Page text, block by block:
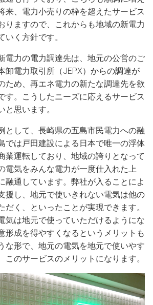
来、電力小売りの枠を超えたサービス
りますので、これからも地域の新電力
いく方針です。
電力の電力調達先は、地元の公営のご
卸電力取引所（JEPX）からの調達が
ため、再エネ電力の新たな調達先を欲
す。こうしたニーズに応えるサービス
と思います。
として、長崎県の五島市民電力への融
では戸田建設による日本で唯一の浮体
業運転しており、地域の誇りとなって
電気をみんな電力が一度仕入れた上
融通しています。弊社が入ることによ
援し、地元で使いきれない電気は他の
だく、といったことが実現できます。
気は地元で使っていただけるようにな
形成を得やすくなるというメリットも
な形で、地元の電気を地元で使いやす
このサービスのメリットになります。